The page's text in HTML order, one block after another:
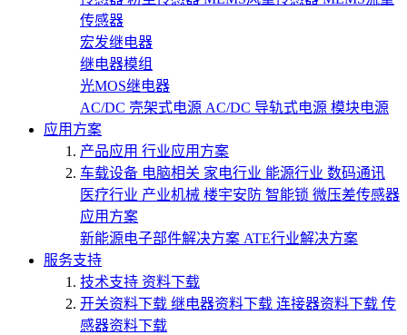
传感器
宏发继电器
继电器模组
光MOS继电器
AC/DC 壳架式电源 AC/DC 导轨式电源 模块电源
应用方案
产品应用 行业应用方案
车载设备 电脑相关 家电行业 能源行业 数码通讯
医疗行业 产业机械 楼宇安防 智能锁 微压差传感器
应用方案
新能源电子部件解决方案 ATE行业解决方案
服务支持
技术支持 资料下载
开关资料下载 继电器资料下载 连接器资料下载 传
感器资料下载